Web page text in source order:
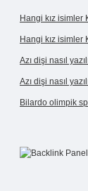
Hangi kız isimler
Hangi kız isimler
Azı dişi nasıl
Azı dişi nasıl
Bilardo olimpik